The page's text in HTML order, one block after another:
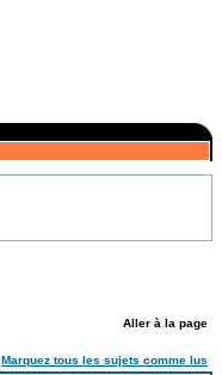
Aller à la page
Marquez tous les sujets comme lus